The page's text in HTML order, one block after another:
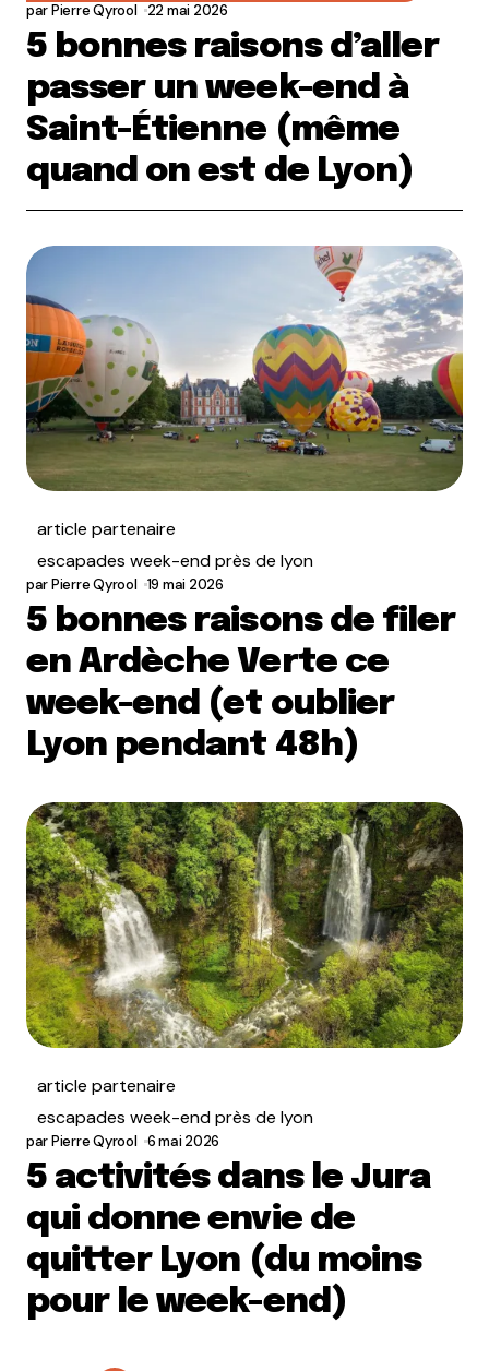
parPierre Qyrool 22 mai 2026
5 bonnes raisons d’aller
passer un week-end à
Saint-Étienne (même
quand on est de Lyon)
article partenaire
escapades week-end près de lyon
parPierre Qyrool 19 mai 2026
5 bonnes raisons de filer
en Ardèche Verte ce
week-end (et oublier
Lyon pendant 48h)
article partenaire
escapades week-end près de lyon
parPierre Qyrool 6 mai 2026
5 activités dans le Jura
qui donne envie de
quitter Lyon (du moins
pour le week-end)